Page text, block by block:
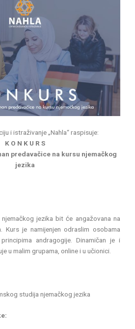
i istraživanje „Nahla“ raspisuje:
K O N K U R S
predavačice na kursu njemačkog
jezika
jezika bit će angažovana na
Kurs je namijenjen odraslim osobama
andragogije. Dinamičan je i
u malim grupama, online i u učionici.
studija njemačkog jezika